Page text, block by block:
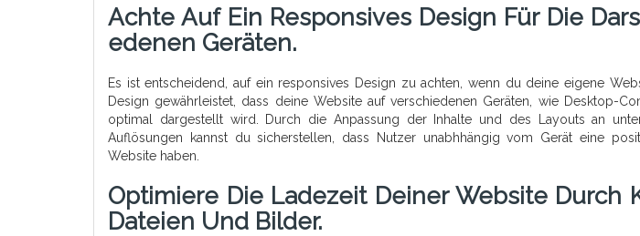
Achte Auf Ein Responsives Design Für Die
Edenen Geräten.
Es ist entscheidend, auf ein responsives Design zu achten, wenn du deine eigene
Design gewährleistet, dass deine Website auf verschiedenen Geräten, wie Desktop-
optimal dargestellt wird. Durch die Anpassung der Inhalte und des Layouts an
Auflösungen kannst du sicherstellen, dass Nutzer unabhhängig vom Gerät eine
Website haben.
Optimiere Die Ladezeit Deiner Website Durch
Dateien Und Bilder.